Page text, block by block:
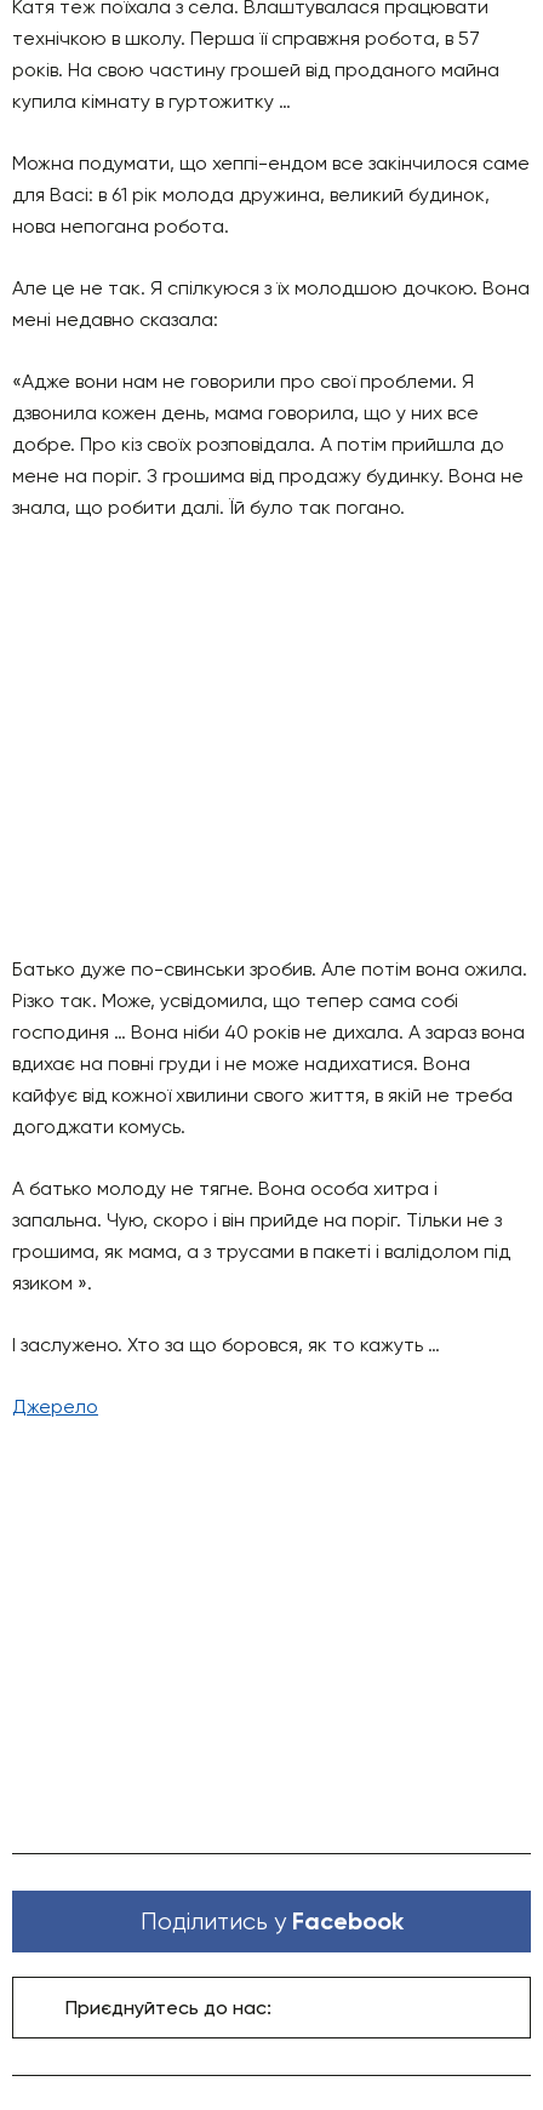
Катя теж поїхала з села. Влаштувалася працювати
технічкою в школу. Перша її справжня робота, в 57
років. На свою частину грошей від проданого майна
купила кімнату в гуртожитку …
Можна подумати, що хеппі-ендом все закінчилося саме
для Васі: в 61 рік молода дружина, великий будинок,
нова непогана робота.
Але це не так. Я спілкуюся з їх молодшою ​​дочкою. Вона
мені недавно сказала:
«Адже вони нам не говорили про свої проблеми. Я
дзвонила кожен день, мама говорила, що у них все
добре. Про кіз своїх розповідала. А потім прийшла до
мене на поріг. З грошима від продажу будинку. Вона не
знала, що робити далі. Їй було так погано.
Батько дуже по-свинськи зробив. Але потім вона ожила.
Різко так. Може, усвідомила, що тепер сама собі
господиня … Вона ніби 40 років не дихала. А зараз вона
вдихає на повні груди і не може надихатися. Вона
кайфує від кожної хвилини свого життя, в якій не треба
догоджати комусь.
А батько молоду не тягне. Вона особа хитра і
запальна. Чую, скоро і він прийде на поріг. Тільки не з
грошима, як мама, а з трусами в пакеті і валідолом під
язиком ».
І заслужено. Хто за що боровся, як то кажуть …
Джерело
Поділитись у Facebook
Приєднуйтесь до нас: